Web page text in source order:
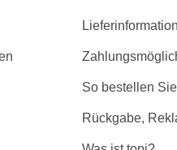
So bestellen
Rückgabe,